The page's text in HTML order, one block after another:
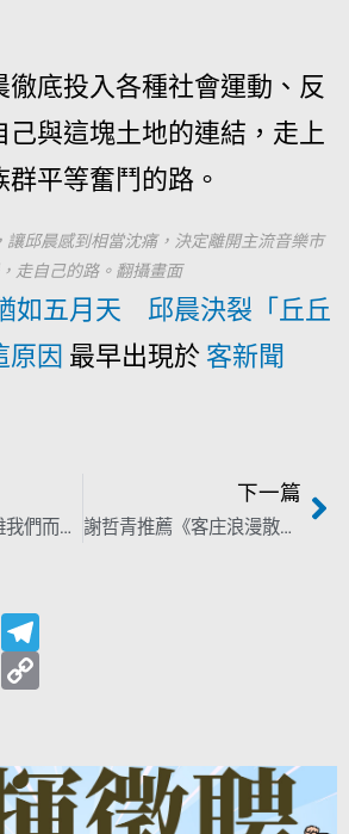
徹底投入各種社會運動、反
己與這塊土地的連結，走上
平等奮鬥的路。
讓邱晨感到相當沈痛，決定離開主流音樂市
走自己的路。翻攝畫面
如五月天 邱晨決裂「丘丘
原因 最早出現於 客新聞
邱晨 就在今夜離我們而去 享壽72歲
下一篇
謝哲青推薦《客庄浪漫散策》 「談起客庄文化，你想到了什麼？」
W
h
a
t
s
m
E
m
a
n
k